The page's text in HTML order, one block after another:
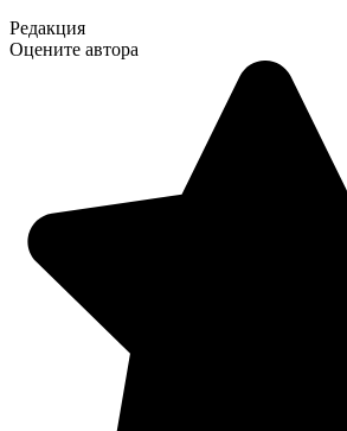
Редакция
Оцените автора